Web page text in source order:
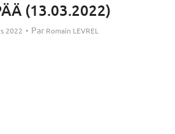
(13.03.2022)
2022 Par Romain LEVREL